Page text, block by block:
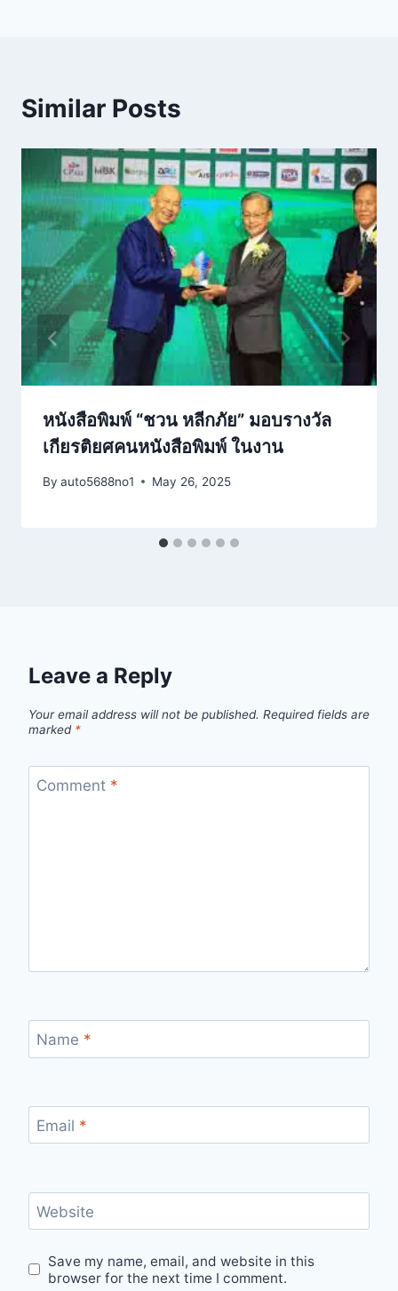
Similar Posts
หนังสือพิมพ์ “ชวน หลีกภัย” มอบรางวัล
เกียรติยศคนหนังสือพิมพ์ ในงาน
By auto5688no1 May 26, 2025
Leave a Reply
Your email address will not be published. Required fields are
marked *
Comment *
Name *
Email *
Website
Save my name, email, and website in this
browser for the next time I comment.